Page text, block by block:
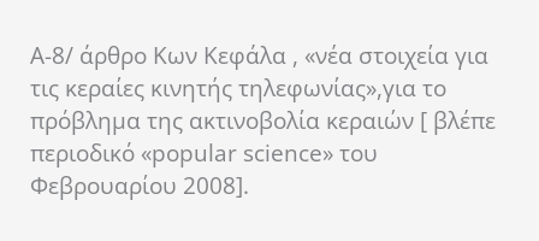
Α-8/ άρθρο Κων Κεφάλα , «νέα στοιχεία για
τις κεραίες κινητής τηλεφωνίας»,για το
πρόβλημα της ακτινοβολία κεραιών [ βλέπε
περιοδικό «popular science» του
Φεβρουαρίου 2008].